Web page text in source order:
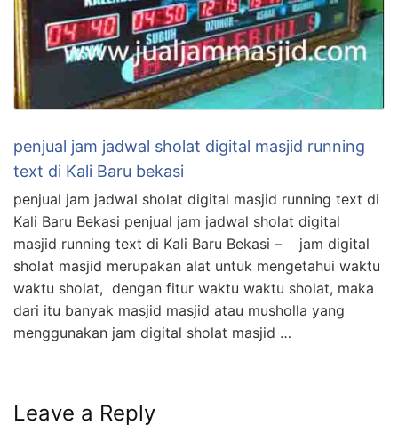
penjual jam jadwal sholat digital masjid running
text di Kali Baru bekasi
penjual jam jadwal sholat digital masjid running text di
Kali Baru Bekasi penjual jam jadwal sholat digital
masjid running text di Kali Baru Bekasi – jam digital
sholat masjid merupakan alat untuk mengetahui waktu
waktu sholat, dengan fitur waktu waktu sholat, maka
dari itu banyak masjid masjid atau musholla yang
menggunakan jam digital sholat masjid …
Leave a Reply